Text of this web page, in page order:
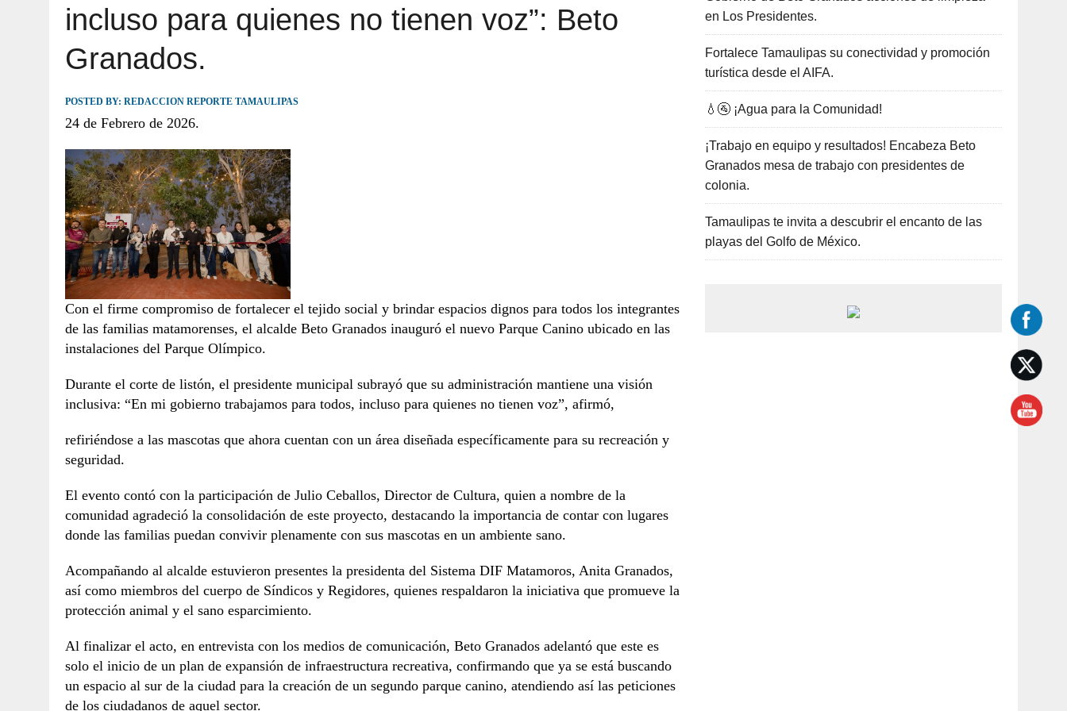
JULIO 30, 2026 | TAMAULIPAS TE INVITA A DESCUBRIR EL ENCANTO DE LAS PLAYAS DEL GOLFO DE MÉXICO.
incluso para quienes no tienen voz”: Beto
Granados.
POSTED BY: REDACCION REPORTE TAMAULIPAS
24 de Febrero de 2026.
Con el firme compromiso de fortalecer el tejido social y brindar espacios dignos para todos los integrantes
de las familias matamorenses, el alcalde Beto Granados inauguró el nuevo Parque Canino ubicado en las
instalaciones del Parque Olímpico.
Durante el corte de listón, el presidente municipal subrayó que su administración mantiene una visión
inclusiva: “En mi gobierno trabajamos para todos, incluso para quienes no tienen voz”, afirmó,
refiriéndose a las mascotas que ahora cuentan con un área diseñada específicamente para su recreación y
seguridad.
El evento contó con la participación de Julio Ceballos, Director de Cultura, quien a nombre de la
comunidad agradeció la consolidación de este proyecto, destacando la importancia de contar con lugares
donde las familias puedan convivir plenamente con sus mascotas en un ambiente sano.
Acompañando al alcalde estuvieron presentes la presidenta del Sistema DIF Matamoros, Anita Granados,
así como miembros del cuerpo de Síndicos y Regidores, quienes respaldaron la iniciativa que promueve la
protección animal y el sano esparcimiento.
Al finalizar el acto, en entrevista con los medios de comunicación, Beto Granados adelantó que este es
solo el inicio de un plan de expansión de infraestructura recreativa, confirmando que ya se está buscando
un espacio al sur de la ciudad para la creación de un segundo parque canino, atendiendo así las peticiones
de los ciudadanos de aquel sector.
en Los Presidentes.
Fortalece Tamaulipas su conectividad y promoción
turística desde el AIFA.
💧🚰 ¡Agua para la Comunidad!
¡Trabajo en equipo y resultados! Encabeza Beto
Granados mesa de trabajo con presidentes de
colonia.
Tamaulipas te invita a descubrir el encanto de las
playas del Golfo de México.